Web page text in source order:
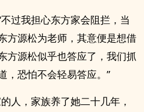
过我担心东方家会阻拦，当
方源松为老师，其意便是想借
方源松似乎也答应了，我们抓
，恐怕不会轻易答应。”
人，家族养了她二十几年，